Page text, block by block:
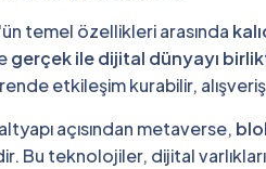
temel özellikleri arasında
gerçek ile dijital dünyayı
etkileşim kurabilir,
açısından metaverse,
Bu teknolojiler, dijital